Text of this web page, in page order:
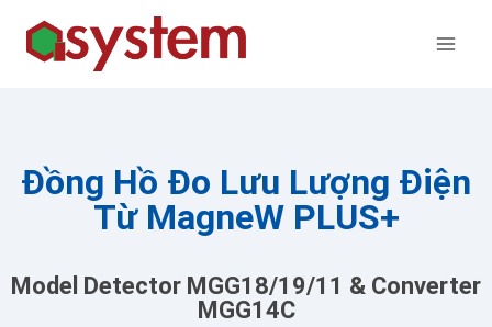
Đồng Hồ Đo Lưu Lượng Điện
Từ MagneW PLUS+
Model Detector MGG18/19/11 & Converter
MGG14C